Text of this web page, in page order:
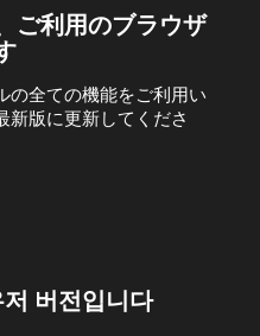
ご利用のブラウザ
の全ての機能をご利用い
新版に更新してくださ
버전입니다